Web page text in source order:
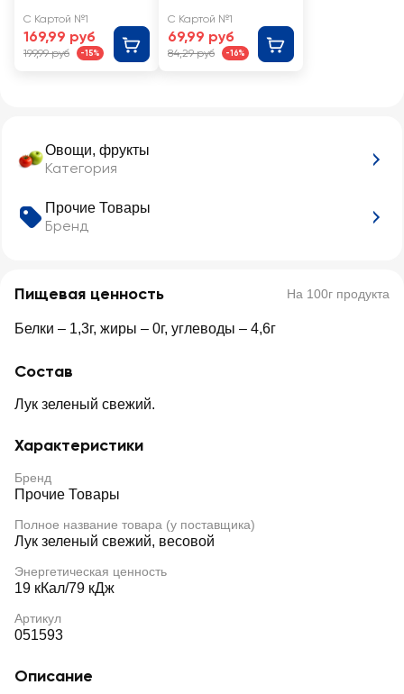
Овощи, фрукты
Категория
Прочие Товары
Бренд
Пищевая ценность На 100г продукта
Белки – 1,3г, жиры – 0г, углеводы – 4,6г
Состав
Лук зеленый свежий.
Характеристики
Бренд
Прочие Товары
Полное название товара (у поставщика)
Лук зеленый свежий, весовой
Энергетическая ценность
19 кКал/79 кДж
Артикул
051593
Описание
С Картой №1
169,99 руб
199,99 руб -15%
С Картой №1
69,99 руб
84,29 руб -16%